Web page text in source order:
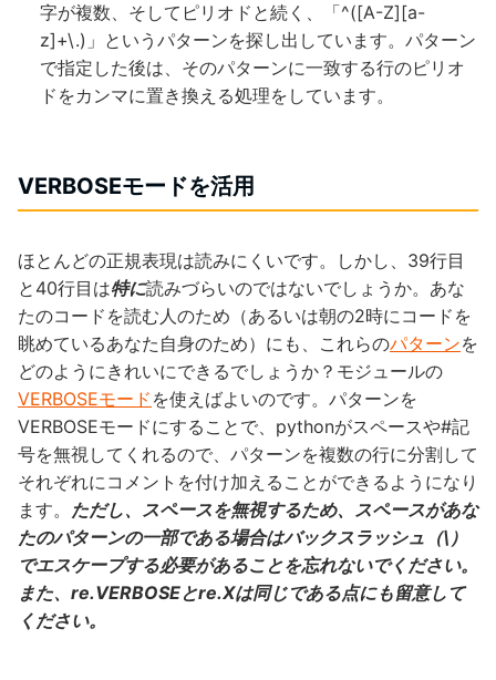
字が複数、そしてピリオドと続く、「^([A-Z][a-
z]+\.)」というパターンを探し出しています。パターン
で指定した後は、そのパターンに一致する行のピリオ
ドをカンマに置き換える処理をしています。
VERBOSEモードを活用
ほとんどの正規表現は読みにくいです。しかし、39行目
と40行目は特に読みづらいのではないでしょうか。あな
たのコードを読む人のため（あるいは朝の2時にコードを
眺めているあなた自身のため）にも、これらのパターンを
どのようにきれいにできるでしょうか？モジュールの
VERBOSEモード を使えばよいのです。パターンを
VERBOSEモードにすることで、pythonがスペースや#記
号を無視してくれるので、パターンを複数の行に分割して
それぞれにコメントを付け加えることができるようになり
ます。 ただし、スペースを無視するため、スペースがあな
たのパターンの一部である場合はバックスラッシュ（\）
でエスケープする必要があることを忘れないでください。
また、re.VERBOSEとre.Xは同じである点にも留意して
ください。